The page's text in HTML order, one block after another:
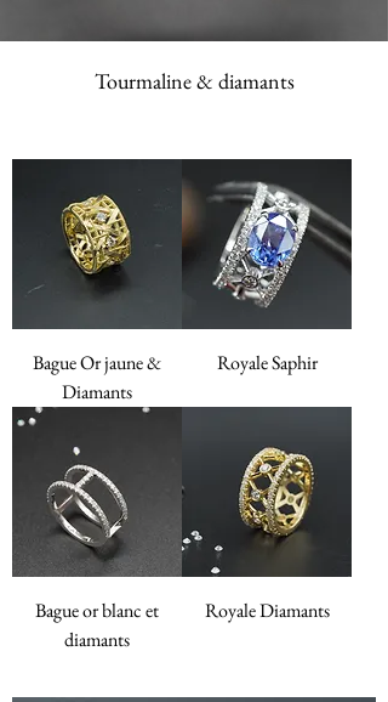
Tourmaline & diamants
Bague Or jaune &
Diamants
Royale Saphir
Bague or blanc et
diamants
Royale Diamants